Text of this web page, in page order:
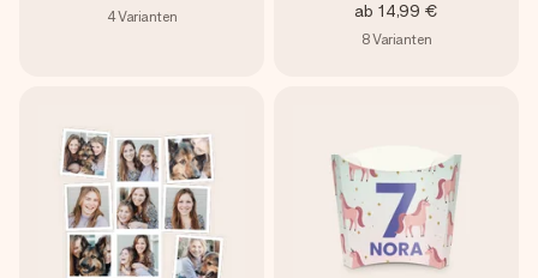
4Varianten ab 14,99 €
8Varianten